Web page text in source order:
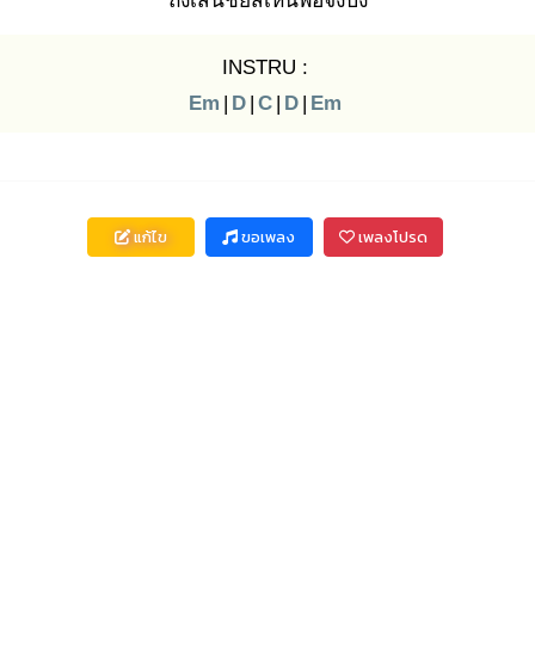
INSTRU :
Em | D | C | D | Em
แก้ไข ขอเพลง เพลงโปรด